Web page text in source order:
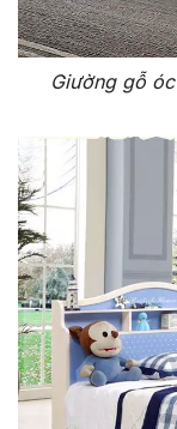
Giường gỗ